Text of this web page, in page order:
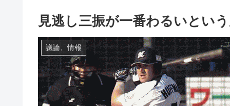
見逃し三振が一番わるいとい
議論、情報